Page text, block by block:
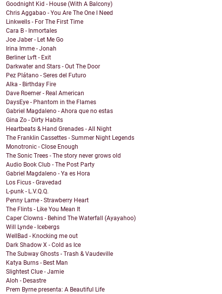
Goodnight Kid - House (With A Balcony)
Chris Aggabao - You Are The One I Need
Linkwells - For The First Time
Cara B - Inmortales
Joe Jaber - Let Me Go
Irina Imme - Jonah
Berliner Lvft - Exit
Darkwater and Stars - Out The Door
Pez Plátano - Seres del Futuro
Alka - Birthday Fire
Dave Roemer - Real American
DaysEye - Phantom in the Flames
Gabriel Magdaleno - Ahora que no estas
Gina Zo - Dirty Habits
Heartbeats & Hand Grenades - All Night
The Franklin Cassettes - Summer Night Legends
Monotronic - Close Enough
The Sonic Trees - The story never grows old
Audio Book Club - The Post Party
Gabriel Magdaleno - Ya es Hora
Los Ficus - Gravedad
L-punk - L.V.Q.Q.
Penny Lame - Strawberry Heart
The Flints - Like You Mean It
Caper Clowns - Behind The Waterfall (Ayayahoo)
Will Lynde - Icebergs
WellBad - Knocking me out
Dark Shadow X - Cold as Ice
The Subway Ghosts - Trash & Vaudeville
Katya Burns - Best Man
Slightest Clue - Jamie
Aloh - Desastre
Prem Byrne presenta: A Beautiful Life